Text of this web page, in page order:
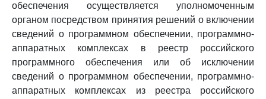
обеспечения осуществляется уполномоченным
органом посредством принятия решений о включении
сведений о программном обеспечении, программно-
аппаратных комплексах в реестр российского
программного обеспечения или об исключении
сведений о программном обеспечении, программно-
аппаратных комплексах из реестра российского